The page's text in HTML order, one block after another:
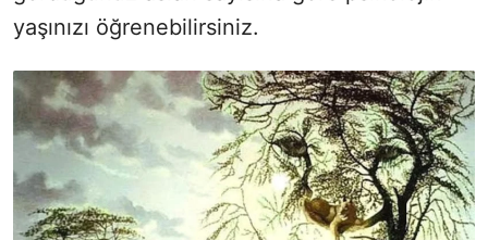
yaşınızı öğrenebilirsiniz.